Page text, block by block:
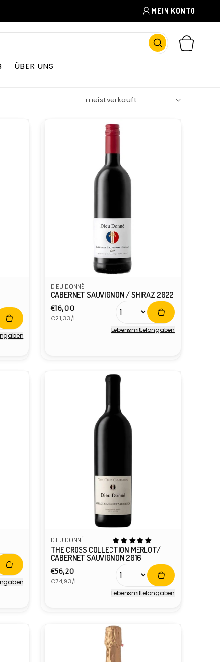
MEIN KONTO
ÜBER UNS
WARENKORB
DIEU DONNÉ
CABERNET SAUVIGNON / SHIRAZ 2022
Normaler
Preis
€16,00
Grundpreis
€21,33/l
Lebensmittel­angaben
DIEU DONNÉ
THE CROSS COLLECTION MERLOT/
CABERNET SAUVIGNON 2016
Normaler
Preis
€56,20
Grundpreis
€74,93/l
Lebensmittel­angaben